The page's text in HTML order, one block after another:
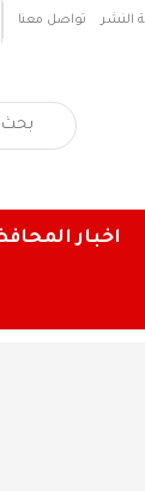
النشر تواصل معنا
اخبار